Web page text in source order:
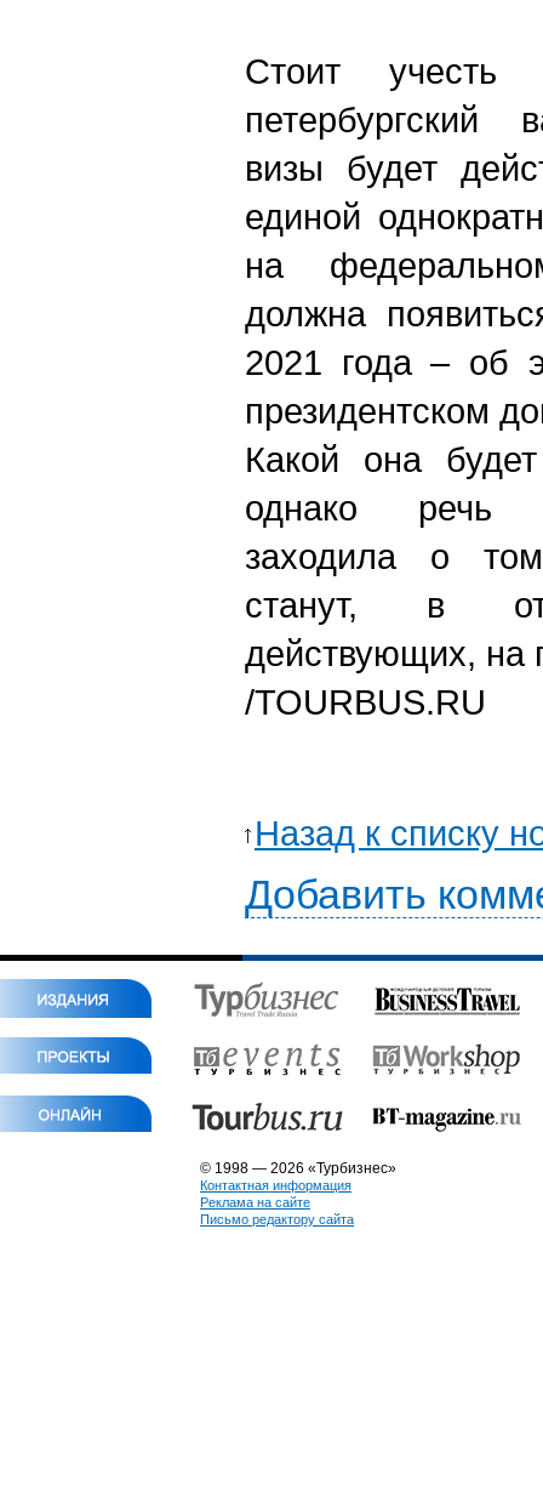
Стоит
петербургский
визы будет
единой
на
должна
2021 года – об
президентском
Какой она
однако речь
заходила о
станут, в
действующих, на
/TOURBUS.RU
Назад к списку
Добавить
© 1998 — 2026 «Турбизнес»
Контактная информация
Реклама на сайте
Письмо редактору сайта